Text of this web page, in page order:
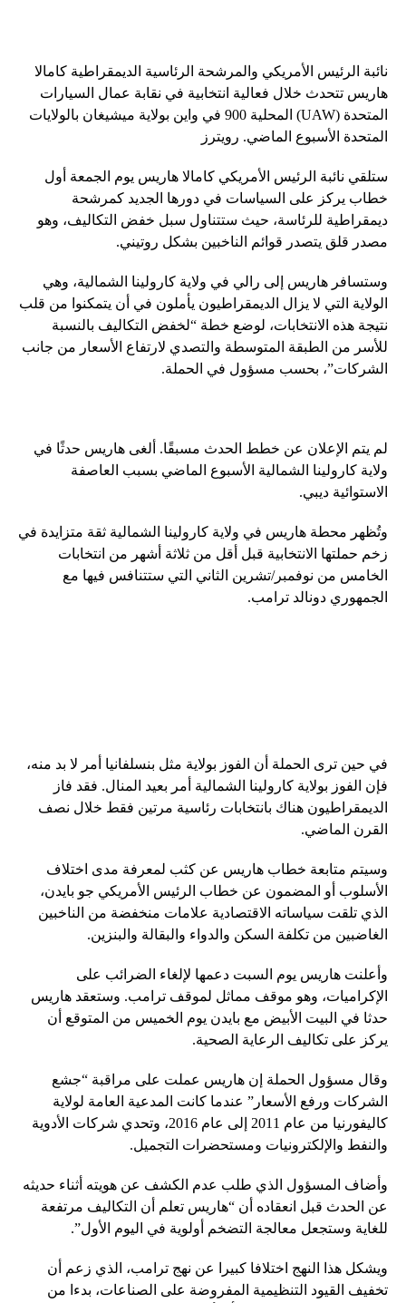
نائبة الرئيس الأمريكي والمرشحة الرئاسية الديمقراطية كامالا
هاريس تتحدث خلال فعالية انتخابية في نقابة عمال السيارات
المتحدة (UAW) المحلية 900 في واين بولاية ميشيغان بالولايات
المتحدة الأسبوع الماضي. رويترز
ستلقي نائبة الرئيس الأمريكي كامالا هاريس يوم الجمعة أول
خطاب يركز على السياسات في دورها الجديد كمرشحة
ديمقراطية للرئاسة، حيث ستتناول سبل خفض التكاليف، وهو
مصدر قلق يتصدر قوائم الناخبين بشكل روتيني.
وستسافر هاريس إلى رالي في ولاية كارولينا الشمالية، وهي
الولاية التي لا يزال الديمقراطيون يأملون في أن يتمكنوا من قلب
نتيجة هذه الانتخابات، لوضع خطة “لخفض التكاليف بالنسبة
للأسر من الطبقة المتوسطة والتصدي لارتفاع الأسعار من جانب
الشركات”، بحسب مسؤول في الحملة.
لم يتم الإعلان عن خطط الحدث مسبقًا. ألغى هاريس حدثًا في
ولاية كارولينا الشمالية الأسبوع الماضي بسبب العاصفة
الاستوائية ديبي.
وتُظهر محطة هاريس في ولاية كارولينا الشمالية ثقة متزايدة في
زخم حملتها الانتخابية قبل أقل من ثلاثة أشهر من انتخابات
الخامس من نوفمبر/تشرين الثاني التي ستتنافس فيها مع
الجمهوري دونالد ترامب.
في حين ترى الحملة أن الفوز بولاية مثل بنسلفانيا أمر لا بد منه،
فإن الفوز بولاية كارولينا الشمالية أمر بعيد المنال. فقد فاز
الديمقراطيون هناك بانتخابات رئاسية مرتين فقط خلال نصف
القرن الماضي.
وسيتم متابعة خطاب هاريس عن كثب لمعرفة مدى اختلاف
الأسلوب أو المضمون عن خطاب الرئيس الأمريكي جو بايدن،
الذي تلقت سياساته الاقتصادية علامات منخفضة من الناخبين
الغاضبين من تكلفة السكن والدواء والبقالة والبنزين.
وأعلنت هاريس يوم السبت دعمها لإلغاء الضرائب على
الإكراميات، وهو موقف مماثل لموقف ترامب. وستعقد هاريس
حدثا في البيت الأبيض مع بايدن يوم الخميس من المتوقع أن
يركز على تكاليف الرعاية الصحية.
وقال مسؤول الحملة إن هاريس عملت على مراقبة “جشع
الشركات ورفع الأسعار” عندما كانت المدعية العامة لولاية
كاليفورنيا من عام 2011 إلى عام 2016، وتحدي شركات الأدوية
والنفط والإلكترونيات ومستحضرات التجميل.
وأضاف المسؤول الذي طلب عدم الكشف عن هويته أثناء حديثه
عن الحدث قبل انعقاده أن “هاريس تعلم أن التكاليف مرتفعة
للغاية وستجعل معالجة التضخم أولوية في اليوم الأول”.
ويشكل هذا النهج اختلافا كبيرا عن نهج ترامب، الذي زعم أن
تخفيف القيود التنظيمية المفروضة على الصناعات، بدءا من